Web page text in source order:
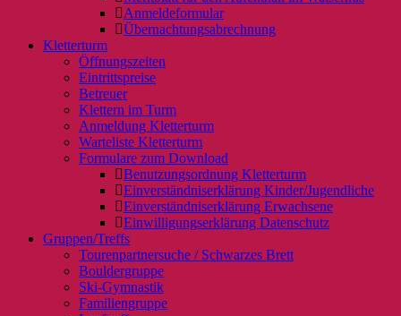
Anmeldeformular
Übernachtungsabrechnung
Kletterturm
Öffnungszeiten
Eintrittspreise
Betreuer
Klettern im Turm
Anmeldung Kletterturm
Warteliste Kletterturm
Formulare zum Download
Benutzungsordnung Kletterturm
Einverständniserklärung Kinder/Jugendliche
Einverständniserklärung Erwachsene
Einwilligungserklärung Datenschutz
Gruppen/Treffs
Tourenpartnersuche / Schwarzes Brett
Bouldergruppe
Ski-Gymnastik
Familiengruppe